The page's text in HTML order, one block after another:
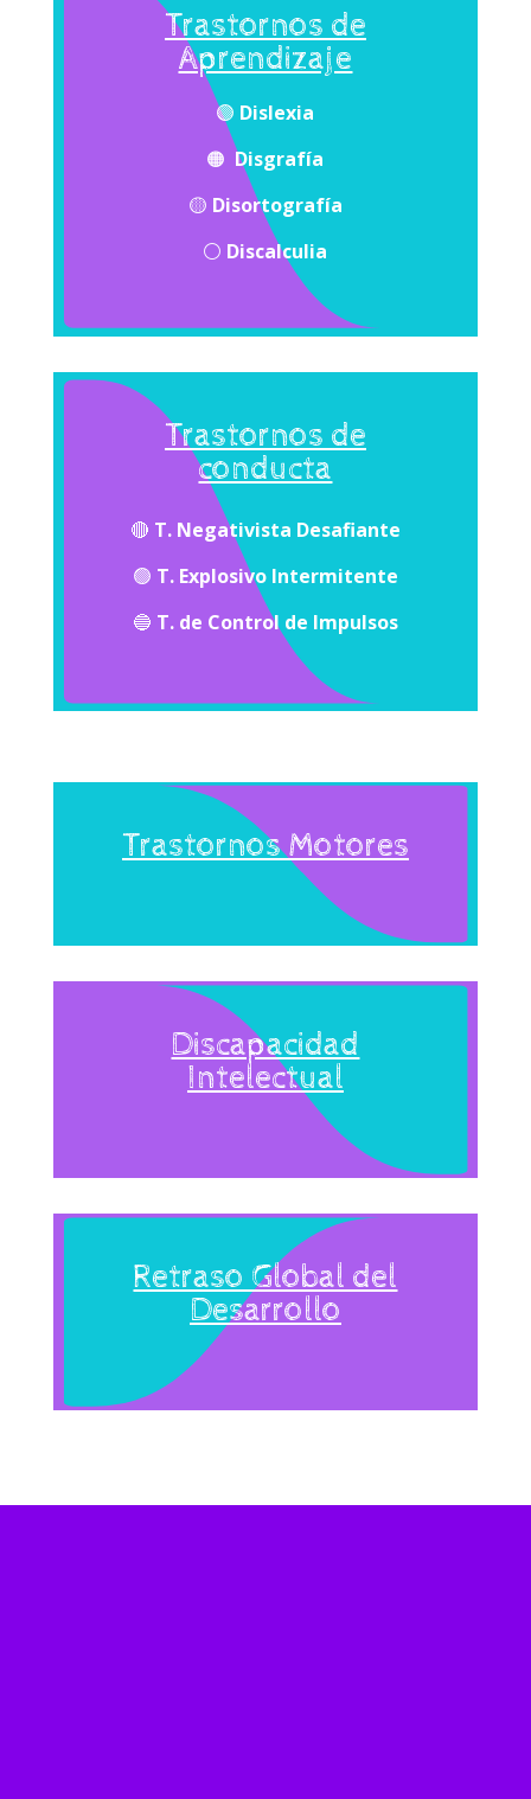
Trastornos de
Aprendizaje
🟣 Dislexia
🟠 Disgrafía
🟡 Disortografía
⚪️ Discalculia
Trastornos de
conducta
🔴 T. Negativista Desafiante
🟢 T. Explosivo Intermitente
🔵 T. de Control de Impulsos
Trastornos Motores
Discapacidad
Intelectual
Retraso Global del
Desarrollo